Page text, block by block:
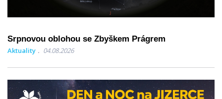
Srpnovou oblohou se Zbyškem Prágrem
Aktuality 04.08.2026